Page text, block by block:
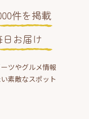
件を掲載
お届け
ツやグルメ情報
素敵なスポット